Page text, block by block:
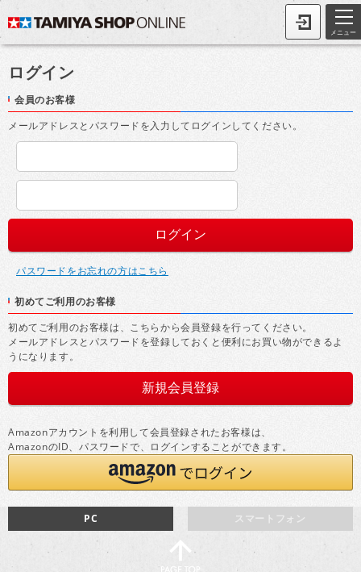
メニュー
ログイン
会員のお客様
メールアドレスとパスワードを入力してログインしてください。
パスワードをお忘れの方はこちら
初めてご利用のお客様
初めてご利用のお客様は、こちらから会員登録を行ってください。
メールアドレスとパスワードを登録しておくと便利にお買い物ができるよ
うになります。
Amazonアカウントを利用して会員登録されたお客様は、
AmazonのID、パスワードで、ログインすることができます。
スマートフォン
PC